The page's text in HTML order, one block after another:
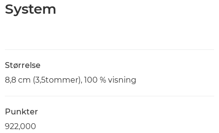
System
Størrelse
8,8 cm (3,5tommer), 100 % visning
Punkter
922,000